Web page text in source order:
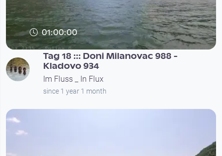
01:00:00
Tag 18 ::: Doni Milanovac 988 -
Kladovo 934
Im Fluss _ In Flux
since 1 year 1 month